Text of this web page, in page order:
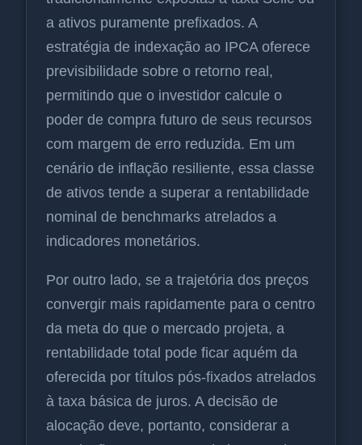
a ativos puramente prefixados. A
estratégia de indexação ao IPCA oferece
previsibilidade sobre o retorno real,
permitindo que o investidor calcule o
poder de compra futuro de seus recursos
com margem de erro reduzida. Em um
cenário de inflação resiliente, essa classe
de ativos tende a superar a rentabilidade
nominal de benchmarks atrelados a
indicadores monetários.
Por outro lado, se a trajetória dos preços
convergir mais rapidamente para o centro
da meta do que o mercado projeta, a
rentabilidade total pode ficar aquém da
oferecida por títulos pós-fixados atrelados
à taxa básica de juros. A decisão de
alocação deve, portanto, considerar a